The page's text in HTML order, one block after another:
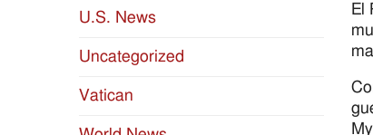
El
U.S. News
Uncategorized
Vatican